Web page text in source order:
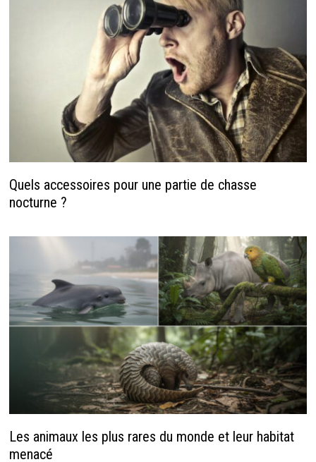
Quels accessoires pour une partie de chasse
nocturne ?
Les animaux les plus rares du monde et leur habitat
menacé